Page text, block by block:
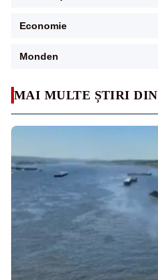
MAI MULTE ȘTIRI DIN
Economie
Monden